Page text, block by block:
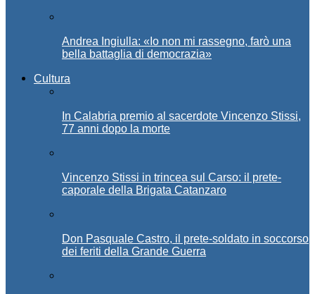
Andrea Ingiulla: «Io non mi rassegno, farò una
bella battaglia di democrazia»
Cultura
In Calabria premio al sacerdote Vincenzo Stissi,
77 anni dopo la morte
Vincenzo Stissi in trincea sul Carso: il prete-
caporale della Brigata Catanzaro
Don Pasquale Castro, il prete-soldato in soccorso
dei feriti della Grande Guerra